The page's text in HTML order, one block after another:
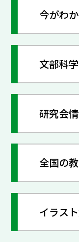
今がわ
文部科
研究会
全国の
イラス